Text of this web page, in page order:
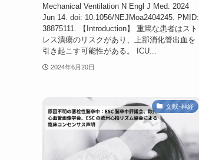
Mechanical Ventilation N Engl J Med. 2024
Jun 14. doi: 10.1056/NEJMoa2404245. PMID:
38875111. 【Introduction】 重篤な患者はスト
レス潰瘍のリスクがあり、上部消化管出血を
引き起こす可能性がある。 ICU...
2024年6月20日
文献-神経